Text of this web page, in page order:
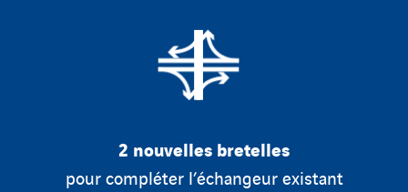
2 nouvelles bretelles
pour compléter l’échangeur existant